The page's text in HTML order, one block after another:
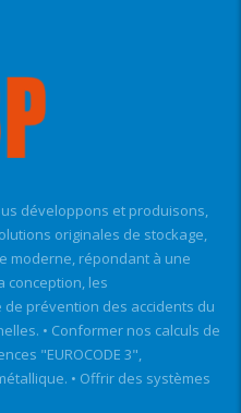
développons et produisons,
originales de stockage,
moderne, répondant à une
conception, les
de prévention des accidents du
• Conformer nos calculs de
"EUROCODE 3",
• Offrir des systèmes